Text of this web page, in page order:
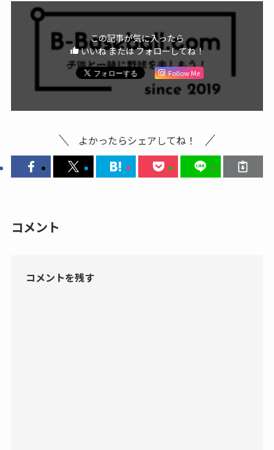
この記事が気に入ったら
いいね または フォローしてね！
Follow Me
よかったらシェアしてね！
コメント
コメントを残す